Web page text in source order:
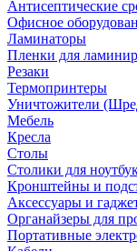
Антисептические
Офисное
Ламинаторы
Пленки для
Резаки
Термопринтеры
Уничтожители
Мебель
Кресла
Столы
Столики для
Кронштейны и
Аксессуары и
Органайзеры для
Портативные